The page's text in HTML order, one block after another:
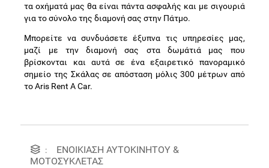
τα οχήματά μας θα είναι πάντα ασφαλής και με σιγουριά
για το σύνολο της διαμονή σας στην Πάτμο.
Μπορείτε να συνδυάσετε έξυπνα τις υπηρεσίες μας,
μαζί με την διαμονή σας στα δωμάτιά μας που
βρίσκονται και αυτά σε ένα εξαιρετικό πανοραμικό
σημείο της Σκάλας σε απόσταση μόλις 300 μέτρων από
το Aris Rent Α Car.
:
ΕΝΟΙΚΙΑΣΗ ΑΥΤΟΚΙΝΗΤΟΥ &
ΜΟΤΟΣΥΚΛΕΤΑΣ